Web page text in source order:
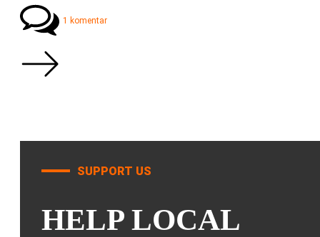
1 komentar
SUPPORT US
HELP LOCAL